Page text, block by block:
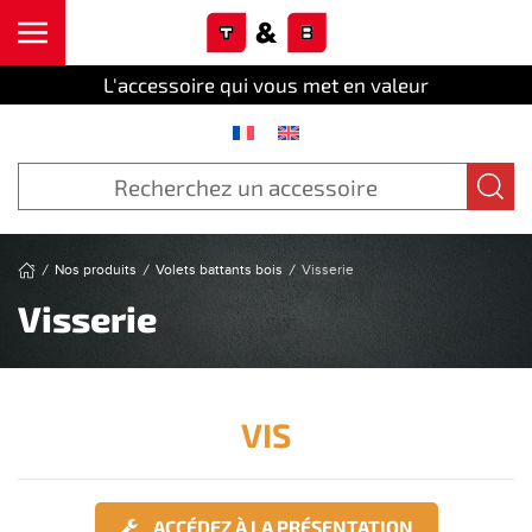
L'accessoire qui vous met en valeur
Nos produits Volets battants bois Visserie
Visserie
VIS
ACCÉDEZ À LA PRÉSENTATION
Cookies management panel